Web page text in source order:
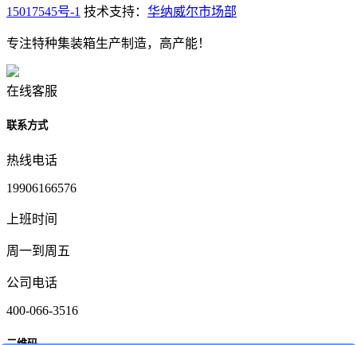
15017545号-1 技术支持： 华纳威尔市场部
专注特种集装箱生产制造，高产能！
在线客服
联系方式
热线电话
19906166576
上班时间
周一到周五
公司电话
400-066-3516